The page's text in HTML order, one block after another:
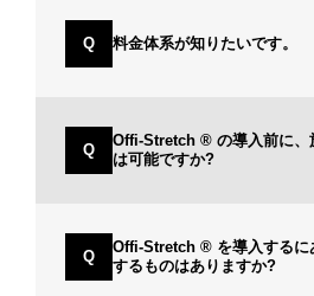
Q 料金体系が知りたいです。
Q
Offi-Stretch ® の導入前に、
は可能ですか?
Q
Offi-Stretch ® を導入するに
するものはありますか?